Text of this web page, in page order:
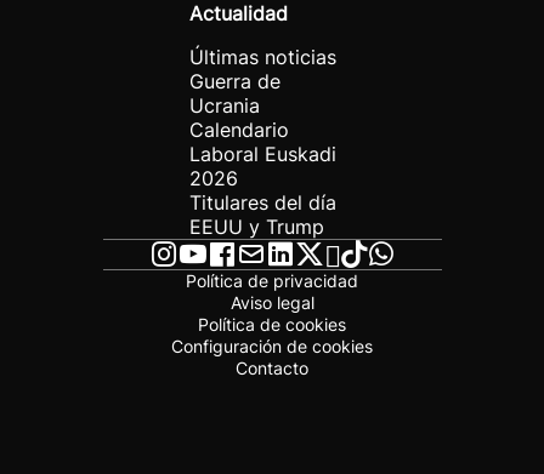
Actualidad
Últimas noticias
Guerra de
Ucrania
Calendario
Laboral Euskadi
2026
Titulares del día
EEUU y Trump
Política de privacidad
Aviso legal
Política de cookies
Configuración de cookies
Contacto